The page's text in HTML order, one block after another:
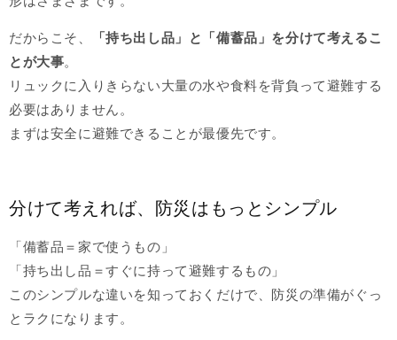
だからこそ、
「持ち出し品」と「備蓄品」を分けて考えるこ
とが大事。
リュックに入りきらない大量の水や食料を背負って避難する
必要はありません。
まずは安全に避難できることが最優先です。
分けて考えれば、防災はもっとシンプル
「備蓄品＝家で使うもの」
「持ち出し品＝すぐに持って避難するもの」
このシンプルな違いを知っておくだけで、防災の準備がぐっ
とラクになります。